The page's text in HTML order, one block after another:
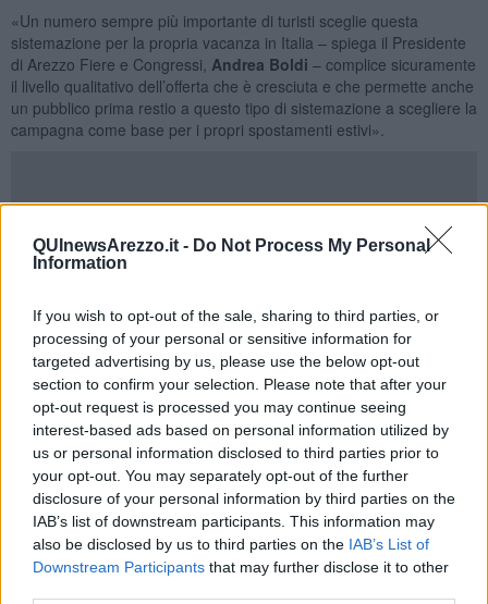
QUInewsArezzo.it - Do Not Process My Personal
Information
If you wish to opt-out of the sale, sharing to third parties, or
processing of your personal or sensitive information for
targeted advertising by us, please use the below opt-out
section to confirm your selection. Please note that after your
opt-out request is processed you may continue seeing
interest-based ads based on personal information utilized by
us or personal information disclosed to third parties prior to
your opt-out. You may separately opt-out of the further
disclosure of your personal information by third parties on the
IAB’s list of downstream participants. This information may
also be disclosed by us to third parties on the IAB’s List of
Downstream Participants that may further disclose it to other
«Un numero sempre più importante di turisti sceglie questa
sistemazione per la propria vacanza in Italia – spiega il Presidente
di Arezzo Fiere e Congressi, Andrea Boldi – complice sicuramente
il livello qualitativo dell’offerta che è cresciuta e che permette anche
un pubblico prima restio a questo tipo di sistemazione a scegliere la
campagna come base per i propri spostamenti estivi».
è il terzo in Italia con 450
agriturismi certificati per un totale di circa 6 mila posti letto, vale a
dire il 12% del totale regionale che corrisponde a 50mila posti letto.
recuperando la tradizione culinaria del territorio e oltre 60
forniscono attività ricreative quali trekking, equitazione e sport
all’aria aperta come cicloturismo e tiro con l’arco. In media ogni
anno si registrano circa 50 mila arrivi in agriturismo (il 9% del totale
delle richieste in Toscana) per un totale medio di 290 mila presenze
all’anno.
12% dei turisti che arrivano in provincia di Arezzo sceglie
l’agriturismo come sede per soggiornare. Il 20% degli arrivi stranieri
preferisce l’agriturismo. In media ogni anno si registrano circa 30
mila arrivi dall’estero per un totale 210 mila turisti stranieri.
L’agriturismo va forte in Casentino e nel Valdarno, ma sono sempre
più in crescita le strutture che forniscono il servizio di fattoria
didattica, ovvero con dimostrazioni e partecipazione diretta alle